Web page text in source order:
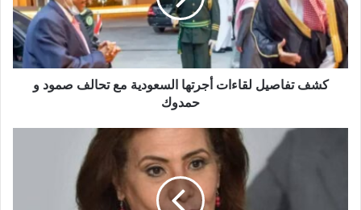
مع
تحالف
صمود
و
حمدوككشف تفاصيل لقاءات أجرتها السعودية مع تحالف صمود و
حمدوك